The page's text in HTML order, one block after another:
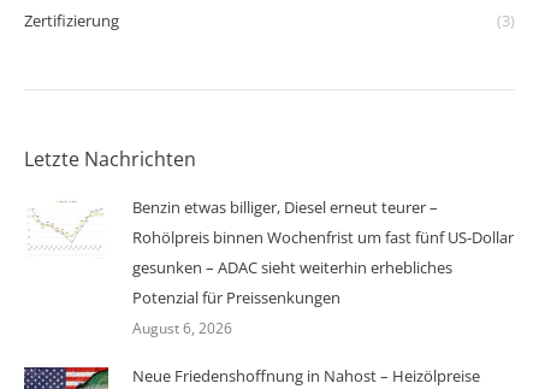
Zertifizierung
(3)
Letzte Nachrichten
Benzin etwas billiger, Diesel erneut teurer –
Rohölpreis binnen Wochenfrist um fast fünf US-Dollar
gesunken – ADAC sieht weiterhin erhebliches
Potenzial für Preissenkungen
August 6, 2026
Neue Friedenshoffnung in Nahost – Heizölpreise